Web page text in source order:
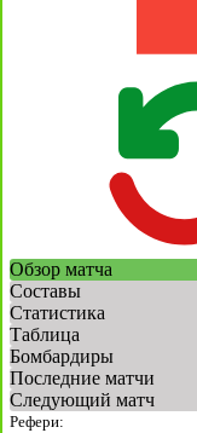
Обзор матча
Составы
Статистика
Таблица
Бомбардиры
Последние матчи
Следующий матч
Рефери: